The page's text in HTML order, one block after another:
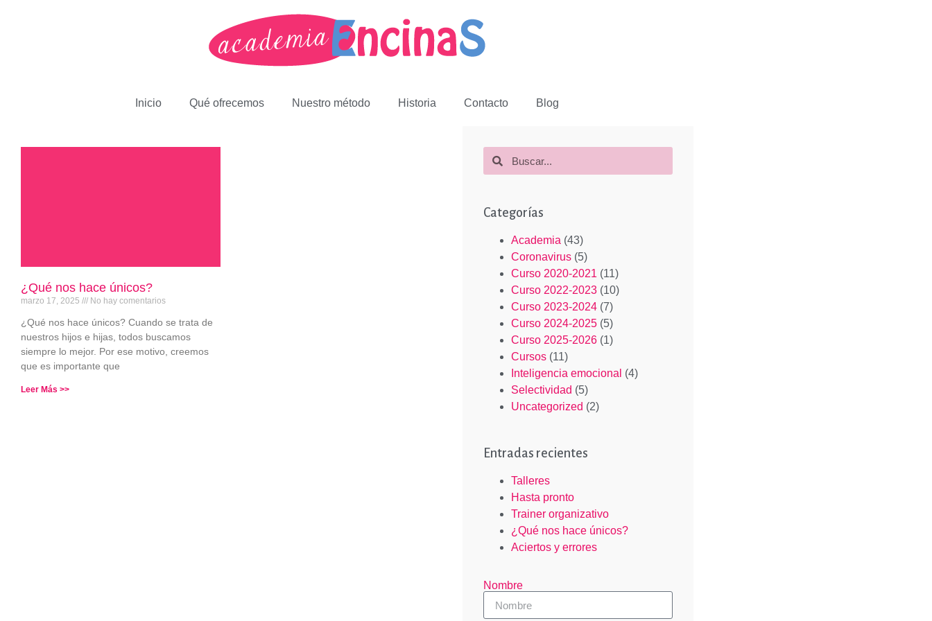
Inicio Qué ofrecemos Nuestro método Historia Contacto Blog
¿Qué nos hace únicos?
marzo 17, 2025 No hay comentarios
¿Qué nos hace únicos? Cuando se trata de
nuestros hijos e hijas, todos buscamos
siempre lo mejor. Por ese motivo, creemos
que es importante que
Leer Más >>
Categorías
Academia (43)
Coronavirus(5)
Curso 2020-2021 (11)
Curso 2022-2023(10)
Curso 2023-2024(7)
Curso 2024-2025(5)
Curso 2025-2026(1)
Cursos(11)
Inteligencia emocional (4)
Selectividad (5)
Uncategorized (2)
Entradas recientes
Talleres
Hasta pronto
Trainer organizativo
¿Qué nos hace únicos?
Aciertos y errores
Nombre